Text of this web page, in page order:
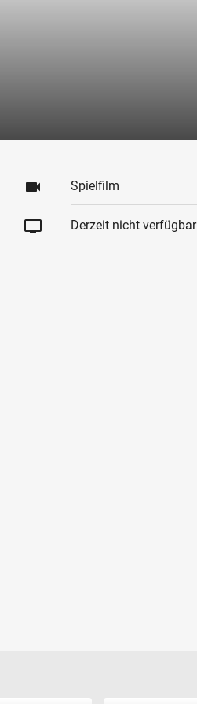
videocam Spielfilm
tv Derzeit nicht verfügbar